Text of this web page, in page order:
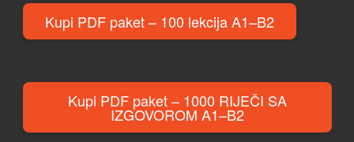
Kupi PDF paket – 100 lekcija A1–B2
Kupi PDF paket – 1000 RIJEČI SA
IZGOVOROM A1–B2